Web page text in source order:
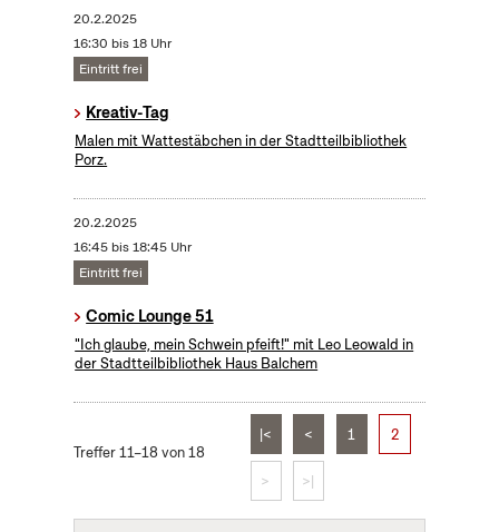
20.2.2025
16:30 bis 18 Uhr
Eintritt frei
Kreativ-Tag
Malen mit Wattestäbchen in der Stadtteilbibliothek
Porz.
20.2.2025
16:45 bis 18:45 Uhr
Eintritt frei
Comic Lounge 51
"Ich glaube, mein Schwein pfeift!" mit Leo Leowald in
der Stadtteilbibliothek Haus Balchem
Treffer 11–18 von 18
|< < 1 2
> >|